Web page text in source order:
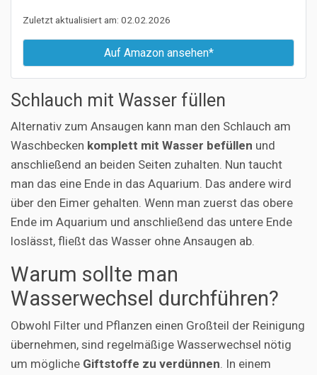
Zuletzt aktualisiert am: 02.02.2026
Auf Amazon ansehen*
Schlauch mit Wasser füllen
Alternativ zum Ansaugen kann man den Schlauch am
Waschbecken komplett mit Wasser befüllen und
anschließend an beiden Seiten zuhalten. Nun taucht
man das eine Ende in das Aquarium. Das andere wird
über den Eimer gehalten. Wenn man zuerst das obere
Ende im Aquarium und anschließend das untere Ende
loslässt, fließt das Wasser ohne Ansaugen ab.
Warum sollte man
Wasserwechsel durchführen?
Obwohl Filter und Pflanzen einen Großteil der Reinigung
übernehmen, sind regelmäßige Wasserwechsel nötig
um mögliche Giftstoffe zu verdünnen. In einem